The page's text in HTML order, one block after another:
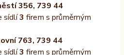
356, 739 44
sídlí3 firem s průměrným
763, 739 44
sídlí3 firem s průměrným